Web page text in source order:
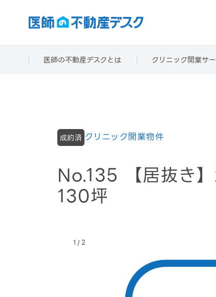
医師の不動産デスクとは クリニック開業サ
成約済 クリニック開業物件
No.135 【居抜き
130坪
1 /2